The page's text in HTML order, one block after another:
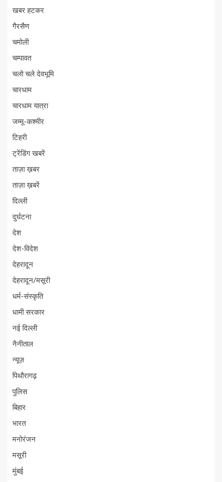
खबर हटकर
गैरसैण
चमोली
चम्पावत
चलो चले देवभूमि
चारधाम
चारधाम यात्रा
जम्मू-कश्मीर
टिहरी
ट्रेंडिंग खबरें
ताज़ा ख़बर
ताज़ा ख़बरें
दिल्ली
दुर्घटना
देश
देश-विदेश
देहरादून
देहरादून/मसूरी
धर्म-संस्कृति
धामी सरकार
नई दिल्ली
नैनीताल
न्यूज़
पिथौरागढ़
पुलिस
बिहार
भारत
मनोरंजन
मसूरी
मुंबई